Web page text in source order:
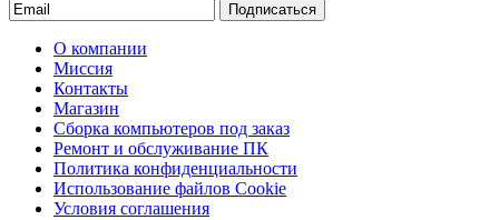
Подписаться
О компании
Миссия
Контакты
Магазин
Сборка компьютеров под заказ
Ремонт и обслуживание ПК
Политика конфиденциальности
Использование файлов Cookie
Условия соглашения